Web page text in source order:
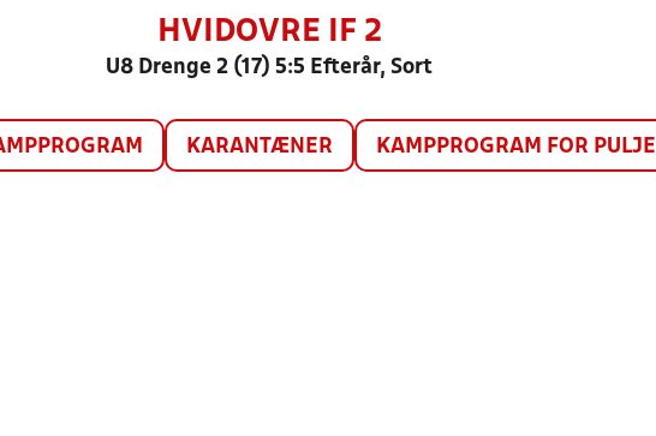
HVIDOVRE IF 2
U8 Drenge 2 (17) 5:5 Efterår, Sort
KARANTÆNER KAMPPROGRAM FOR PULJE